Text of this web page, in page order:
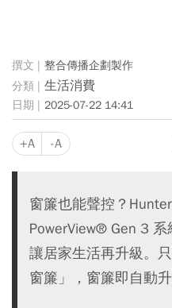
整合傳播企劃製作
生活消費
2025-07-22 14:41
+A -A
窗簾也能聲控？
PowerView® Gen 3
讓居家生活再升級。
窗簾」，窗簾即自動升